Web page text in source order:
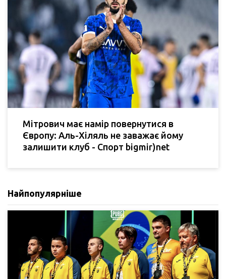
Мітрович має намір повернутися в
Європу: Аль-Хіляль не заважає йому
залишити клуб - Спорт bigmir)net
Найпопулярніше